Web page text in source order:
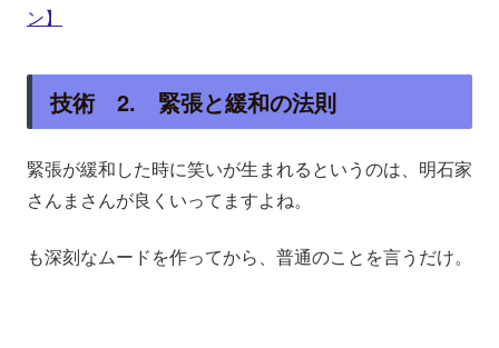
ン】
技術 2. 緊張と緩和の法則
緊張が緩和した時に笑いが生まれるというのは、明石家
さんまさんが良くいってますよね。
も深刻なムードを作ってから、普通のことを言うだけ。